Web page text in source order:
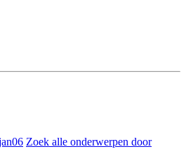
Zoek alle onderwerpen door